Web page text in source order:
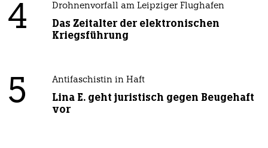
4 Drohnenvorfall am Leipziger Flughafen
Das Zeitalter der elektronischen
Kriegsführung
5 Antifaschistin in Haft
Lina E. geht juristisch gegen Beugehaft
vor